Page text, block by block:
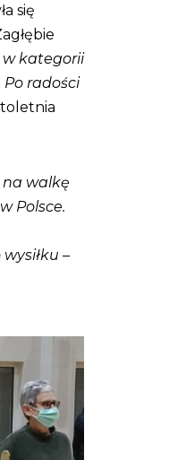
się
w kategorii
radości
na walkę
Polsce.
–